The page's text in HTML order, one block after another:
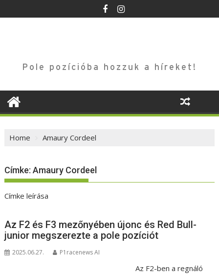
to
Pole pozícióba hozzuk a híreket!
Home Amaury Cordeel
Címke:Amaury Cordeel
Címke leírása
Az F2 és F3 mezőnyében újonc és Red Bull-
junior megszerezte a pole pozíciót
2025.06.27. P1racenews AI
Az F2-ben a regnáló